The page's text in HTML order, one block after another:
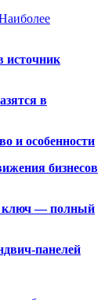
в
и особенности
бизнесов
ключ — полный
панелей